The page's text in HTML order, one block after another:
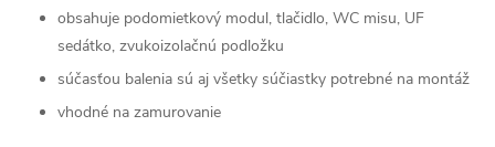
obsahuje podomietkový modul, tlačidlo, WC misu, UF
sedátko, zvukoizolačnú podložku
súčasťou balenia sú aj všetky súčiastky potrebné na montáž
vhodné na zamurovanie